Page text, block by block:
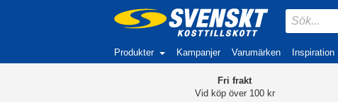
Produkter Kampanjer Varumärken Inspiration
Fri frakt
Vid köp över 100 kr